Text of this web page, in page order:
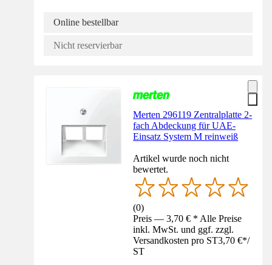
Online bestellbar
Nicht reservierbar
Merten 296119 Zentralplatte 2-
fach Abdeckung für UAE-
Einsatz System M reinweiß
Artikel wurde noch nicht
bewertet.
(0)
Preis — 3,70 € * Alle Preise
inkl. MwSt. und ggf. zzgl.
Versandkosten pro ST3,70 €*/
ST